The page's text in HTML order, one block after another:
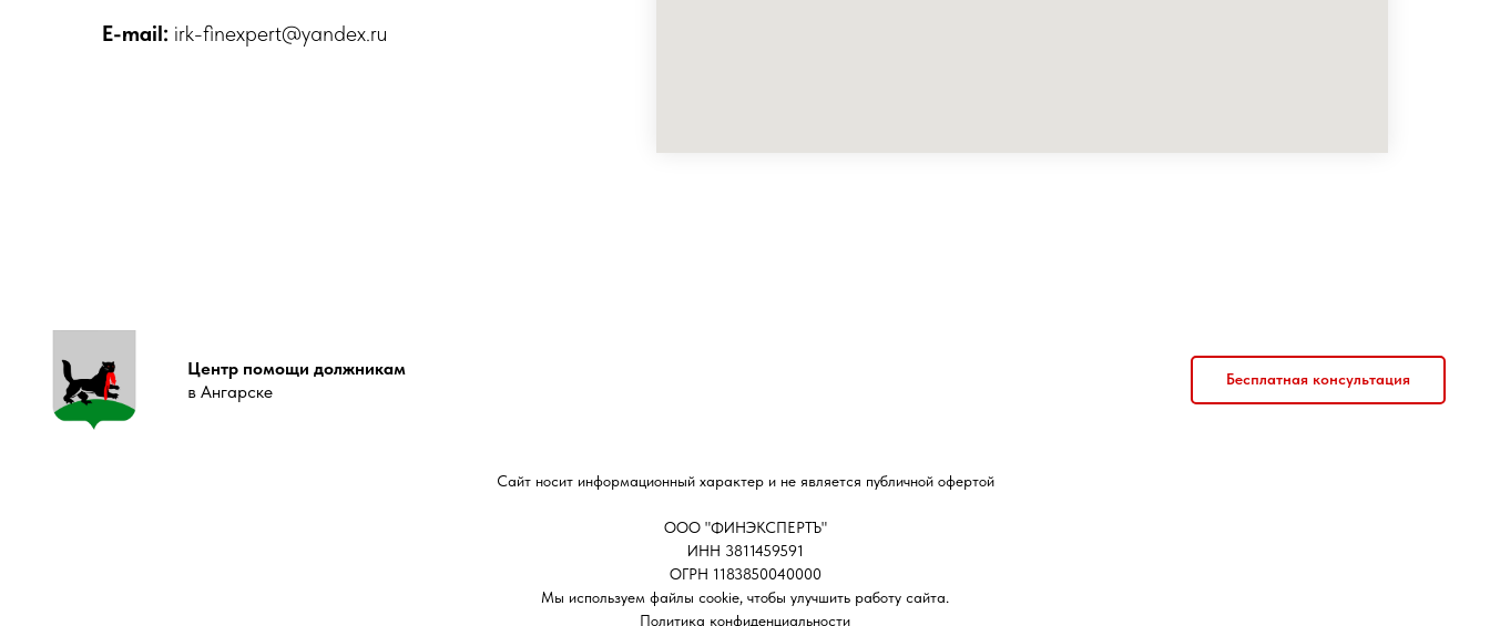
E-mail: irk-finexpert@yandex.ru
Центр помощи должникам
в Ангарске
Бесплатная консультация
Сайт носит информационный характер и не является публичной офертой
ООО "ФИНЭКСПЕРТЪ"
ИНН 3811459591
ОГРН 1183850040000
Мы используем файлы cookie, чтобы улучшить работу сайта.
Политика конфиденциальности